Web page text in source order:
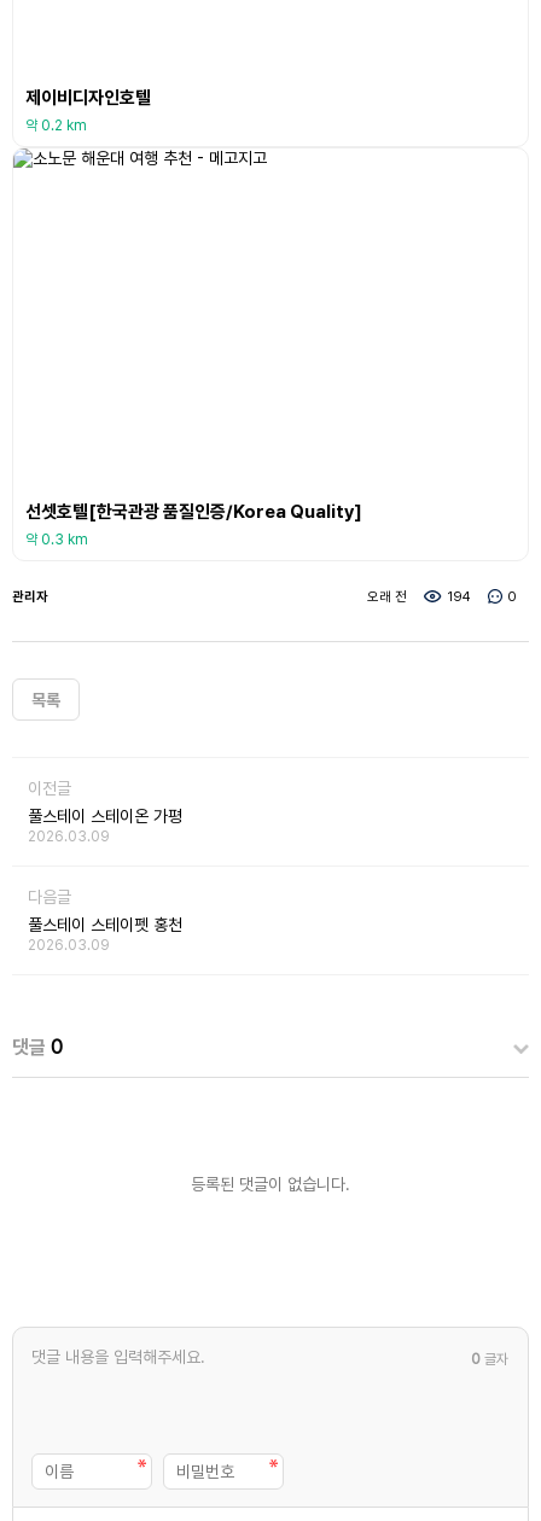
제이비디자인호텔
약 0.2 km
선셋호텔[한국관광 품질인증/Korea Quality]
약 0.3 km
관리자 오래 전 194 0
목록
이전글
풀스테이 스테이온 가평
2026.03.09
다음글
풀스테이 스테이펫 홍천
2026.03.09
댓글 0
등록된 댓글이 없습니다.
0 글자